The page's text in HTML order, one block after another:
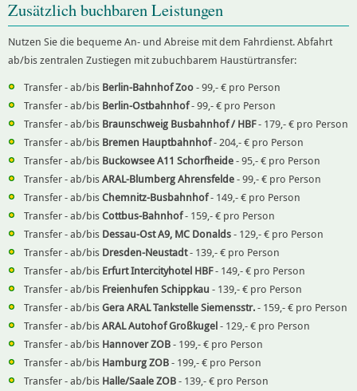
Zusätzlich buchbaren Leistungen
Nutzen Sie die bequeme An- und Abreise mit dem Fahrdienst. Abfahrt
ab/bis zentralen Zustiegen mit zubuchbarem Haustürtransfer:
Transfer - ab/bis Berlin-Bahnhof Zoo- 99,- € pro Person
Transfer - ab/bis Berlin-Ostbahnhof- 99,- € pro Person
Transfer - ab/bis Braunschweig Busbahnhof / HBF- 179,- € pro Person
Transfer - ab/bis Bremen Hauptbahnhof- 204,- € pro Person
Transfer - ab/bis Buckowsee A11 Schorfheide- 95,- € pro Person
Transfer - ab/bisARAL-Blumberg Ahrensfelde- 99,- € pro Person
Transfer - ab/bisChemnitz-Busbahnhof- 149,- € pro Person
Transfer - ab/bisCottbus-Bahnhof- 159,- € pro Person
Transfer - ab/bis Dessau-Ost A9, MC Donalds- 129,- € pro Person
Transfer - ab/bis Dresden-Neustadt- 139,- € pro Person
Transfer - ab/bis Erfurt Intercityhotel HBF- 149,- € pro Person
Transfer - ab/bis Freienhufen Schippkau - 139,- € pro Person
Transfer - ab/bisGera ARAL Tankstelle Siemensstr.- 159,- € pro Person
Transfer - ab/bisARAL Autohof Großkugel- 129,- € pro Person
Transfer - ab/bis Hannover ZOB- 199,- € pro Person
Transfer - ab/bis Hamburg ZOB- 199,- € pro Person
Transfer - ab/bis Halle/Saale ZOB- 139,- € pro Person